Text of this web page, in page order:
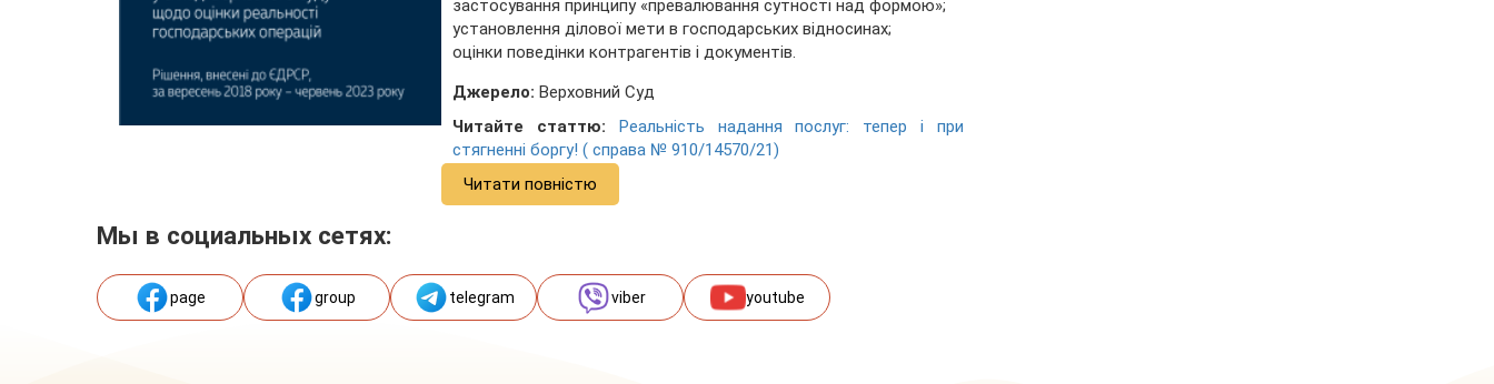
застосування принципу «превалювання сутності над формою»;
установлення ділової мети в господарських відносинах;
оцінки поведінки контрагентів і документів.
Джерело: Верховний Суд
Читайте статтю:
Реальність надання послуг: тепер і при
стягненні боргу! ( справа № 910/14570/21)
Читати повністю
Мы в социальных сетях:
page group telegram viber youtube